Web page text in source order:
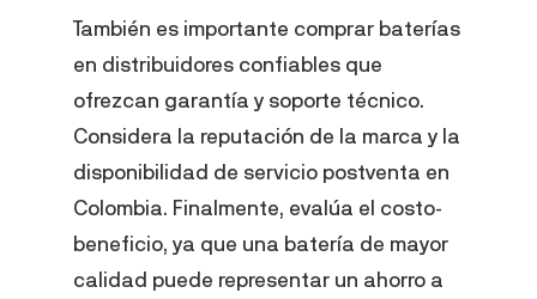
También es importante comprar baterías
en distribuidores confiables que
ofrezcan garantía y soporte técnico.
Considera la reputación de la marca y la
disponibilidad de servicio postventa en
Colombia. Finalmente, evalúa el costo-
beneficio, ya que una batería de mayor
calidad puede representar un ahorro a